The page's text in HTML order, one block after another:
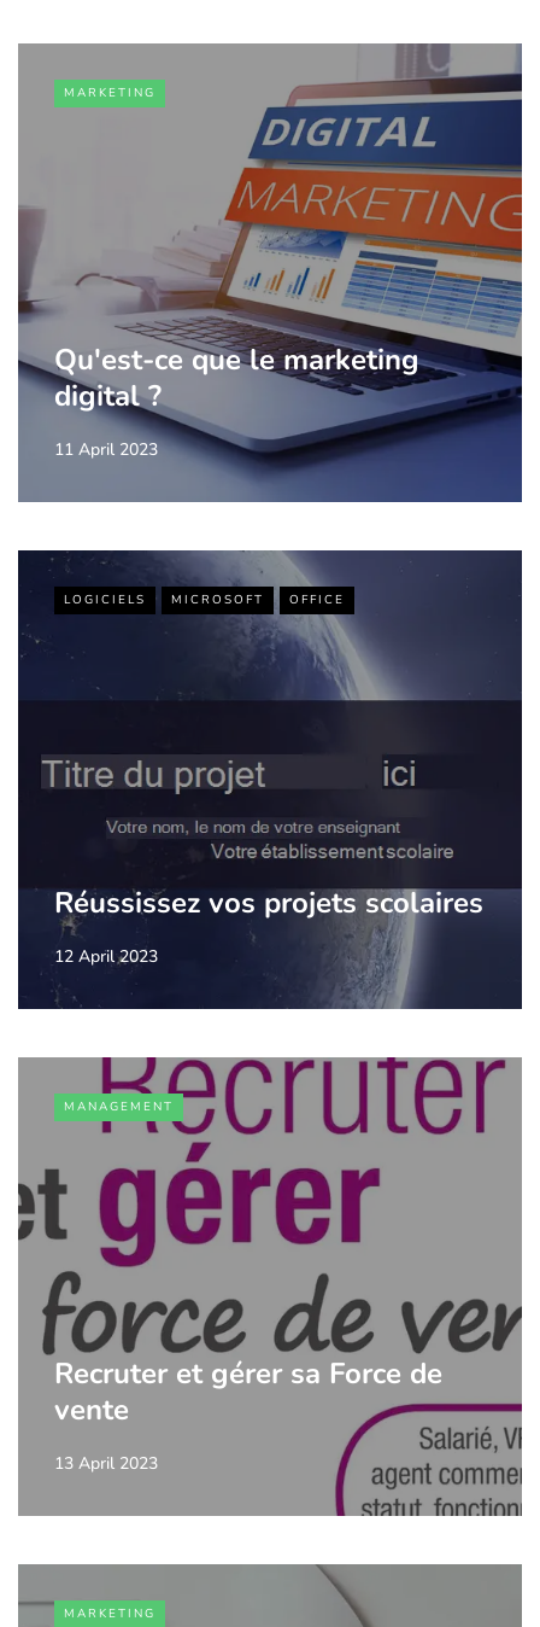
MARKETING
Qu'est-ce que le marketing
digital ?
11 April 2023
LOGICIELS MICROSOFT OFFICE
Réussissez vos projets scolaires
12 April 2023
MANAGEMENT
Recruter et gérer sa Force de
vente
13 April 2023
MARKETING